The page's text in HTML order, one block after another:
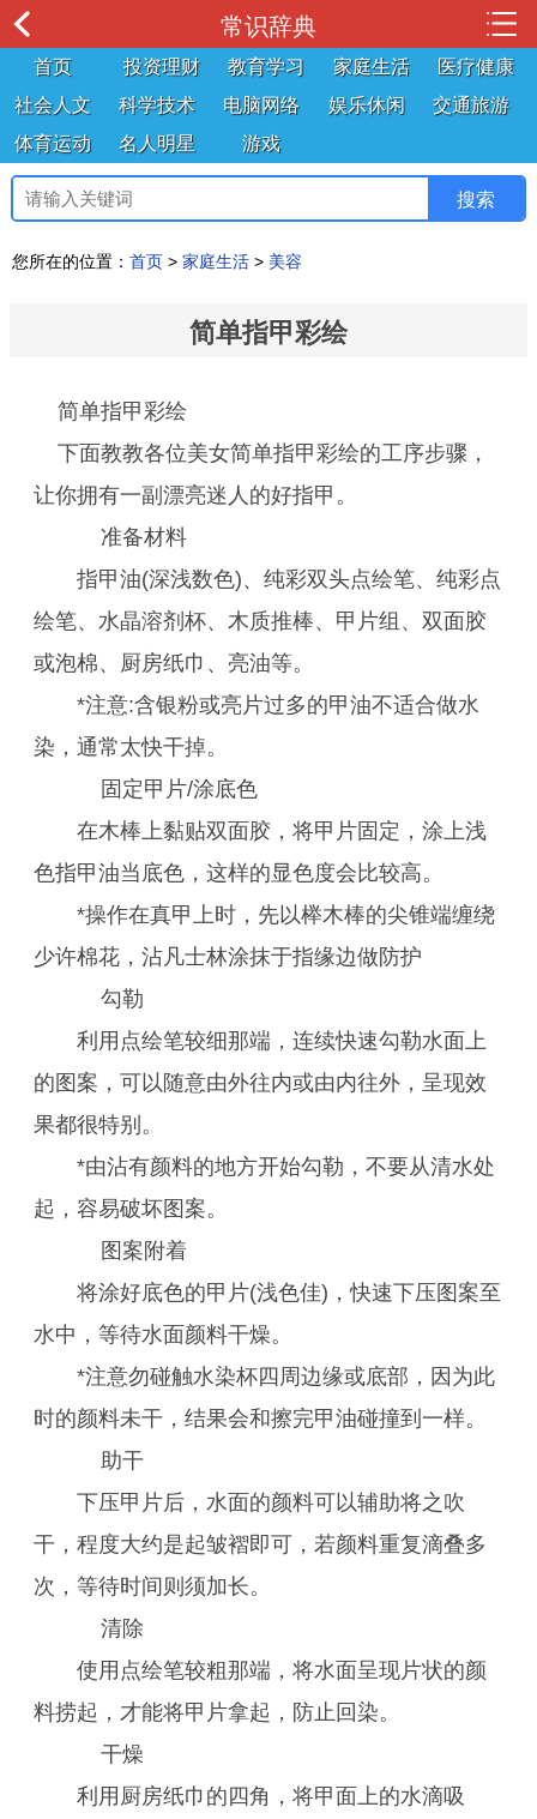
常识辞典
首页 投资理财 教育学习 家庭生活
医疗健康
社会人文
科学技术 电脑网络 娱乐休闲
交通旅游
体育运动
名人明星 游戏
您所在的位置： 首页 > 家庭生活 > 美容
简单指甲彩绘
简单指甲彩绘
下面教教各位美女简单指甲彩绘的工序步骤，
让你拥有一副漂亮迷人的好指甲。
准备材料
指甲油(深浅数色)、纯彩双头点绘笔、纯彩点
绘笔、水晶溶剂杯、木质推棒、甲片组、双面胶
或泡棉、厨房纸巾、亮油等。
*注意:含银粉或亮片过多的甲油不适合做水
染，通常太快干掉。
固定甲片/涂底色
在木棒上黏贴双面胶，将甲片固定，涂上浅
色指甲油当底色，这样的显色度会比较高。
*操作在真甲上时，先以榉木棒的尖锥端缠绕
少许棉花，沾凡士林涂抹于指缘边做防护
勾勒
利用点绘笔较细那端，连续快速勾勒水面上
的图案，可以随意由外往内或由内往外，呈现效
果都很特别。
*由沾有颜料的地方开始勾勒，不要从清水处
起，容易破坏图案。
图案附着
将涂好底色的甲片(浅色佳)，快速下压图案至
水中，等待水面颜料干燥。
*注意勿碰触水染杯四周边缘或底部，因为此
时的颜料未干，结果会和擦完甲油碰撞到一样。
助干
下压甲片后，水面的颜料可以辅助将之吹
干，程度大约是起皱褶即可，若颜料重复滴叠多
次，等待时间则须加长。
清除
使用点绘笔较粗那端，将水面呈现片状的颜
料捞起，才能将甲片拿起，防止回染。
干燥
利用厨房纸巾的四角，将甲面上的水滴吸